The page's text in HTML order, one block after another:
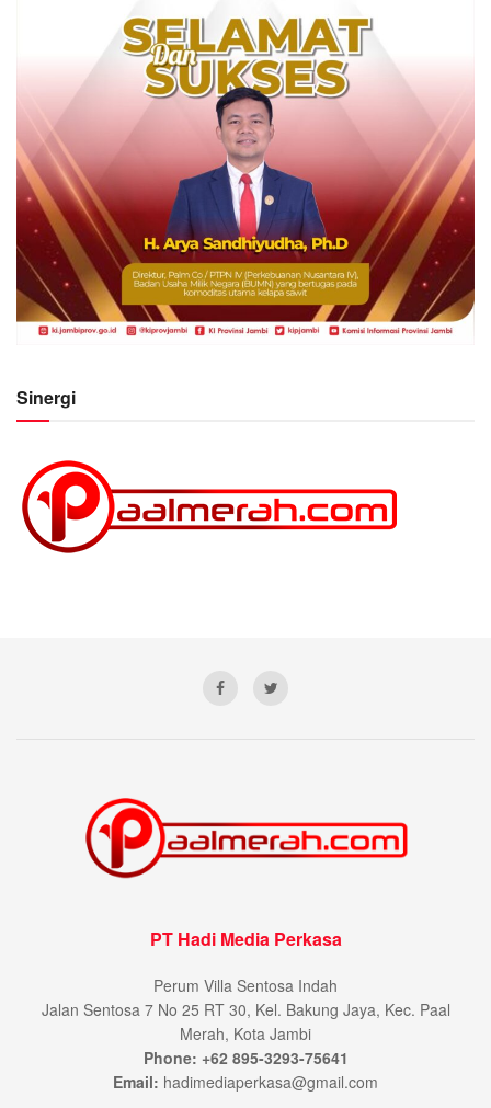
Sinergi
PT Hadi Media Perkasa
Perum Villa Sentosa Indah
Jalan Sentosa 7 No 25 RT 30, Kel. Bakung Jaya, Kec. Paal
Merah, Kota Jambi
Phone: +62 895-3293-75641
Email: hadimediaperkasa@gmail.com